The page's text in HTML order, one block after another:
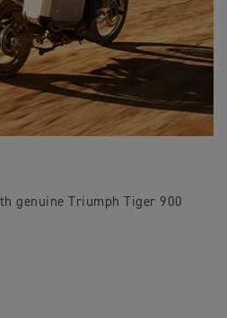
genuine Triumph Tiger 900